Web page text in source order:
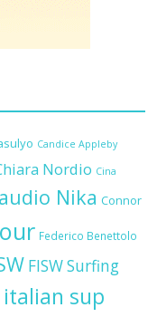
Candice Appleby
Nordio Cina
Nika Connor
Federico Benettolo
FISW Surfing
italian sup